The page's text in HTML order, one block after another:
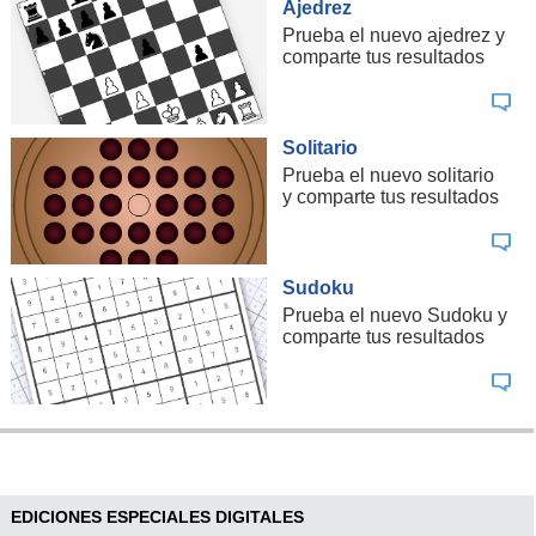
Rusia
¿En qué histórica posición del ranking mundial se ubicó
la Selección Chilena masculina de rugby desde el
pasado lunes?
10
15
20
25
Ajedrez
Prueba el nuevo ajedrez y
comparte tus resultados
Solitario
Prueba el nuevo solitario
y comparte tus resultados
Sudoku
Prueba el nuevo Sudoku y
comparte tus resultados
EDICIONES ESPECIALES DIGITALES